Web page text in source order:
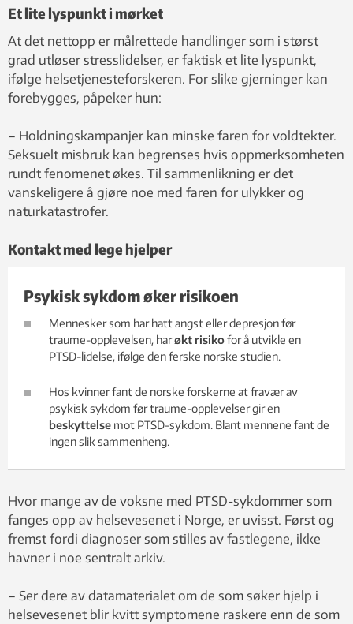
Et lite lyspunkt i mørket
At det nettopp er målrettede handlinger som i størst
grad utløser stresslidelser, er faktisk et lite lyspunkt,
ifølge helsetjenesteforskeren. For slike gjerninger kan
forebygges, påpeker hun:
– Holdningskampanjer kan minske faren for voldtekter.
Seksuelt misbruk kan begrenses hvis oppmerksomheten
rundt fenomenet økes. Til sammenlikning er det
vanskeligere å gjøre noe med faren for ulykker og
naturkatastrofer.
Kontakt med lege hjelper
Psykisk sykdom øker risikoen
Mennesker som har hatt angst eller depresjon før
traume-opplevelsen, harøkt risikofor å utvikle en
PTSD-lidelse, ifølge den ferske norske studien.
Hos kvinner fant de norske forskerne at fravær av
psykisk sykdom før traume-opplevelser gir en
beskyttelse mot PTSD-sykdom. Blant mennene fant de
ingen slik sammenheng.
Hvor mange av de voksne med PTSD-sykdommer som
fanges opp av helsevesenet i Norge, er uvisst. Først og
fremst fordi diagnoser som stilles av fastlegene, ikke
havner i noe sentralt arkiv.
– Ser dere av datamaterialet om de som søker hjelp i
helsevesenet blir kvitt symptomene raskere enn de som